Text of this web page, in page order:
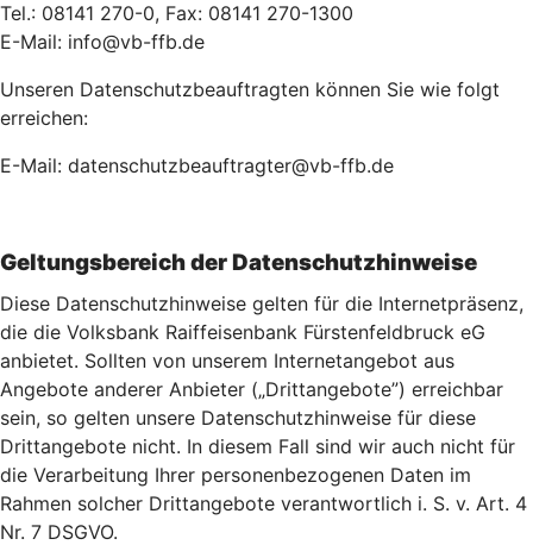
Tel.: 08141 270-0, Fax: 08141 270-1300
E-Mail: info@vb-ffb.de
Unseren Datenschutzbeauftragten können Sie wie folgt
erreichen:
E-Mail: datenschutzbeauftragter@vb-ffb.de
Geltungsbereich der Datenschutzhinweise
Diese Datenschutzhinweise gelten für die Internetpräsenz,
die die Volksbank Raiffeisenbank Fürstenfeldbruck eG
anbietet. Sollten von unserem Internetangebot aus
Angebote anderer Anbieter („Drittangebote”) erreichbar
sein, so gelten unsere Datenschutzhinweise für diese
Drittangebote nicht. In diesem Fall sind wir auch nicht für
die Verarbeitung Ihrer personenbezogenen Daten im
Rahmen solcher Drittangebote verantwortlich i. S. v. Art. 4
Nr. 7 DSGVO.